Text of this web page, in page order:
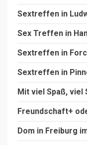
Sextreffen in
Sex Treffen in
Sextreffen in
Sextreffen in
Mit viel Spaß, viel
Freundschaft+
Dom in Freiburg